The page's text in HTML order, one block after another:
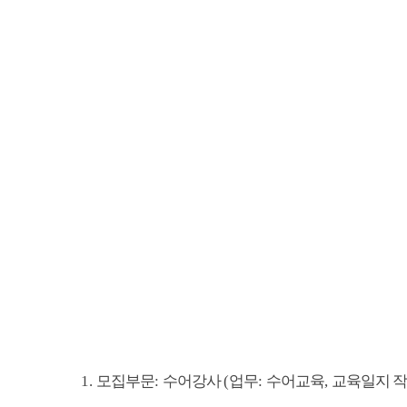
1. 모집부문: 수어강사(업무: 수어교육, 교육일지